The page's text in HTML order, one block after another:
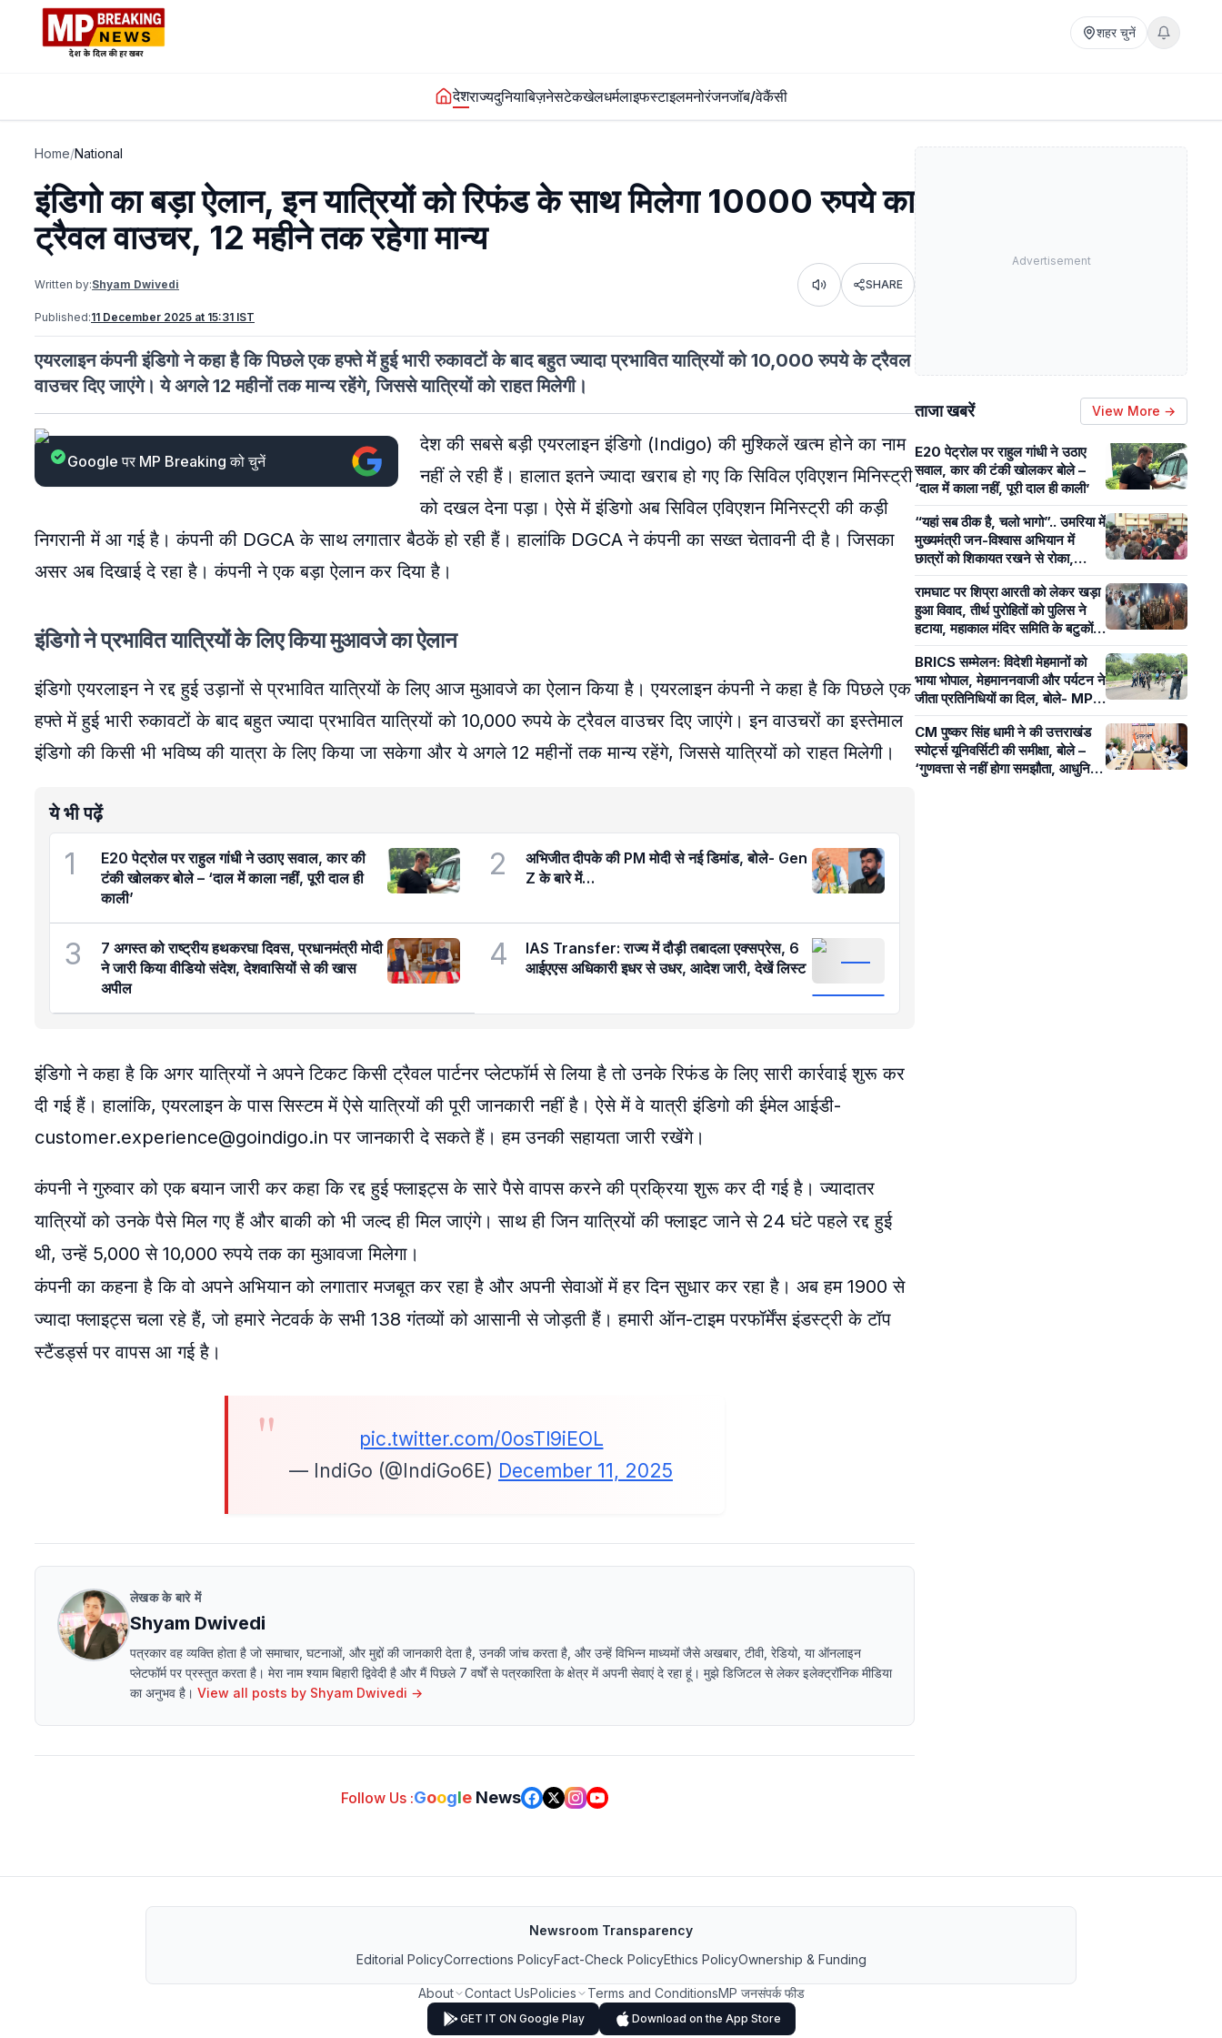
शहर चुनें
देशराज्यदुनियाबिज़नेसटेकखेलधर्मलाइफस्टाइलमनोरंजनजॉब/वेकैंसी
Home/National
इंडिगो का बड़ा ऐलान, इन यात्रियों को रिफंड के साथ मिलेगा 10000 रुपये का
ट्रैवल वाउचर, 12 म​हीने तक रहेगा मान्य
Written by:Shyam Dwivedi Listen SHARE
Published:11 December 2025 at 15:31 IST
एयरलाइन कंपनी इंडिगो ने कहा है कि पिछले एक हफ्ते में हुई भारी रुकावटों के बाद बहुत ज्यादा प्रभावित यात्रियों को 10,000 रुपये के ट्रैवल
वाउचर दिए जाएंगे। ये अगले 12 महीनों तक मान्य रहेंगे, जिससे यात्रियों को राहत मिलेगी।
Google पर MP Breaking को चुनें
देश की सबसे बड़ी एयरलाइन इंडिगो (Indigo) की मुश्किलें खत्म होने का नाम
नहीं ले रही हैं। हालात इतने ज्यादा खराब हो गए कि सिविल एविएशन मिनिस्ट्री
को दखल देना पड़ा। ऐसे में इंडिगो अब सिविल एविएशन मिनिस्ट्री की कड़ी
निगरानी में आ गई है। कंपनी की DGCA के साथ लगातार बैठकें हो रही हैं। हालांकि DGCA ने कंपनी का सख्त चेतावनी दी है। जिसका
असर अब दिखाई दे रहा है। कंपनी ने एक बड़ा ऐलान कर दिया है।
इंडिगो ने प्रभावित यात्रियों के लिए किया मुआवजे का ऐलान
इंडिगो एयरलाइन ने रद्द हुई उड़ानों से प्रभावित यात्रियों के लिए आज मुआवजे का ऐलान किया है। एयरलाइन कंपनी ने कहा है कि पिछले एक
हफ्ते में हुई भारी रुकावटों के बाद बहुत ज्यादा प्रभावित यात्रियों को 10,000 रुपये के ट्रैवल वाउचर दिए जाएंगे। इन वाउचरों का इस्तेमाल
इंडिगो की किसी भी भविष्य की यात्रा के लिए किया जा सकेगा और ये अगले 12 महीनों तक मान्य रहेंगे, जिससे यात्रियों को राहत मिलेगी।
ये भी पढ़ें
1
E20 पेट्रोल पर राहुल गांधी ने उठाए सवाल, कार की
टंकी खोलकर बोले – ‘दाल में काला नहीं, पूरी दाल ही
काली’
2
अभिजीत दीपके की PM मोदी से नई डिमांड, बोले- Gen
Z के बारे में…
3
7 अगस्त को राष्ट्रीय हथकरघा दिवस, प्रधानमंत्री मोदी
ने जारी किया वीडियो संदेश, देशवासियों से की खास
अपील
4
IAS Transfer: राज्य में दौड़ी तबादला एक्सप्रेस, 6
आईएएस अधिकारी इधर से उधर, आदेश जारी, देखें लिस्ट
इंडिगो ने कहा है कि अगर यात्रियों ने अपने टिकट किसी ट्रैवल पार्टनर प्लेटफॉर्म से लिया है तो उनके रिफंड के लिए सारी कार्रवाई शुरू कर
दी गई हैं। हालांकि, एयरलाइन के पास सिस्टम में ऐसे यात्रियों की पूरी जानकारी नहीं है। ऐसे में वे यात्री इंडिगो की ईमेल आईडी-
customer.experience@goindigo.in पर जानकारी दे सकते हैं। हम उनकी सहायता जारी रखेंगे।
कंपनी ने गुरुवार को एक बयान जारी कर कहा कि रद्द हुई फ्लाइट्स के सारे पैसे वापस करने की प्रक्रिया शुरू कर दी गई है। ज्यादातर
यात्रियों को उनके पैसे मिल गए हैं और बाकी को भी जल्द ही मिल जाएंगे। साथ ही जिन यात्रियों की फ्लाइट जाने से 24 घंटे पहले रद्द हुई
थी, उन्हें 5,000 से 10,000 रुपये तक का मुआवजा मिलेगा।
कंपनी का कहना है कि वो अपने अभियान को लगातार मजबूत कर रहा है और अपनी सेवाओं में हर दिन सुधार कर रहा है। अब हम 1900 से
ज्यादा फ्लाइट्स चला रहे हैं, जो हमारे नेटवर्क के सभी 138 गंतव्यों को आसानी से जोड़ती हैं। हमारी ऑन-टाइम परफॉर्मेंस इंडस्ट्री के टॉप
स्टैंडर्ड्स पर वापस आ गई है।
pic.twitter.com/0osTl9iEOL
— IndiGo (@IndiGo6E) December 11, 2025
लेखक के बारे में
Shyam Dwivedi
पत्रकार वह व्यक्ति होता है जो समाचार, घटनाओं, और मुद्दों की जानकारी देता है, उनकी जांच करता है, और उन्हें विभिन्न माध्यमों जैसे अखबार, टीवी, रेडियो, या ऑनलाइन
प्लेटफॉर्म पर प्रस्तुत करता है। मेरा नाम श्याम बिहारी द्विवेदी है और मैं पिछले 7 वर्षों से पत्रकारिता के क्षेत्र में अपनी सेवाएं दे रहा हूं। मुझे डिजिटल से लेकर इलेक्ट्रॉनिक मीडिया
का अनुभव है। View all posts by Shyam Dwivedi →
Follow Us :Google News
Advertisement
ताजा खबरें View More →
E20 पेट्रोल पर राहुल गांधी ने उठाए
सवाल, कार की टंकी खोलकर बोले –
‘दाल में काला नहीं, पूरी दाल ही काली’
“यहां सब ठीक है, चलो भागो”.. उमरिया में
मुख्यमंत्री जन-विश्वास अभियान में
छात्रों को शिकायत रखने से रोका,
पंचायत सचिव पर लगे आरोप
रामघाट पर शिप्रा आरती को लेकर खड़ा
हुआ विवाद, तीर्थ पुरोहितों को पुलिस ने
हटाया, महाकाल मंदिर समिति के बटुकों ने
कराई आरती
BRICS सम्मेलन: विदेशी मेहमानों को
भाया भोपाल, मेहमाननवाजी और पर्यटन ने
जीता प्रतिनिधियों का दिल, बोले- MP
का आतिथ्य हमेशा रहेगा याद
CM पुष्कर सिंह धामी ने की उत्तराखंड
स्पोर्ट्स यूनिवर्सिटी की समीक्षा, बोले –
‘गुणवत्ता से नहीं होगा समझौता, आधुनिक
Newsroom Transparency
Editorial PolicyCorrections PolicyFact-Check PolicyEthics PolicyOwnership & Funding
About Contact UsPolicies Terms and ConditionsMP जनसंपर्क फीड
GET IT ON Google Play Download on the App Store